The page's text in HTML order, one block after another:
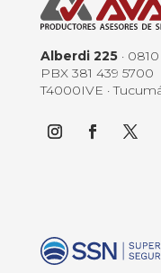
Alberdi 225· 0810
PBX 381 439 5700
T4000IVE ·